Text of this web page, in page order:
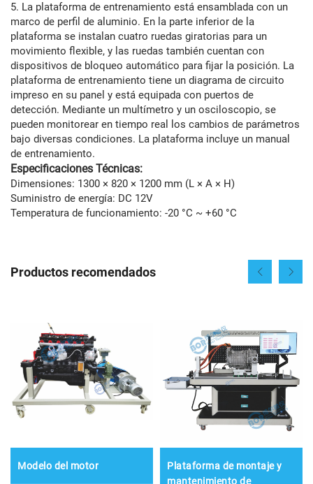
5. La plataforma de entrenamiento está ensamblada con un
marco de perfil de aluminio. En la parte inferior de la
plataforma se instalan cuatro ruedas giratorias para un
movimiento flexible, y las ruedas también cuentan con
dispositivos de bloqueo automático para fijar la posición. La
plataforma de entrenamiento tiene un diagrama de circuito
impreso en su panel y está equipada con puertos de
detección. Mediante un multímetro y un osciloscopio, se
pueden monitorear en tiempo real los cambios de parámetros
bajo diversas condiciones. La plataforma incluye un manual
de entrenamiento.
Especificaciones Técnicas:
Dimensiones: 1300 × 820 × 1200 mm (L × A × H)
Suministro de energía: DC 12V
Temperatura de funcionamiento: -20 °C ~ +60 °C
Productos recomendados
Modelo del motor
Plataforma de montaje y
mantenimiento de